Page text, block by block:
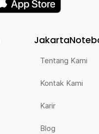
Tentang Kami
Kontak Kami
Karir
Blog